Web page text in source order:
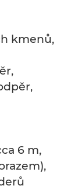
kmenů,
6 m,